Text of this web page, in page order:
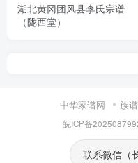
湖北黄冈团风县李氏宗谱
（陇西堂）
中华家谱网 族
皖ICP备
联系微信（